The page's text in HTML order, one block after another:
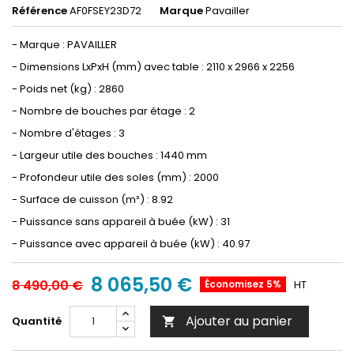
RéférenceAF0FSEY23D72 MarquePavailler
- Marque : PAVAILLER
- Dimensions LxPxH (mm) avec table : 2110 x 2966 x 2256
- Poids net (kg) : 2860
- Nombre de bouches par étage : 2
- Nombre d'étages : 3
- Largeur utile des bouches : 1440 mm
- Profondeur utile des soles (mm) : 2000
- Surface de cuisson (m²) : 8.92
- Puissance sans appareil à buée (kW) : 31
- Puissance avec appareil à buée (kW) : 40.97
8 490,00 € 8 065,50 € Économisez 5% HT
Quantité  Ajouter au panier